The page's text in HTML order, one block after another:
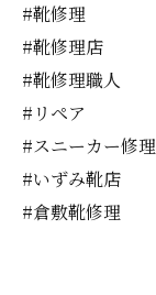
#靴修理
#靴修理店
#靴修理職人
#リペア
#スニーカー修理
#いずみ靴店
#倉敷靴修理